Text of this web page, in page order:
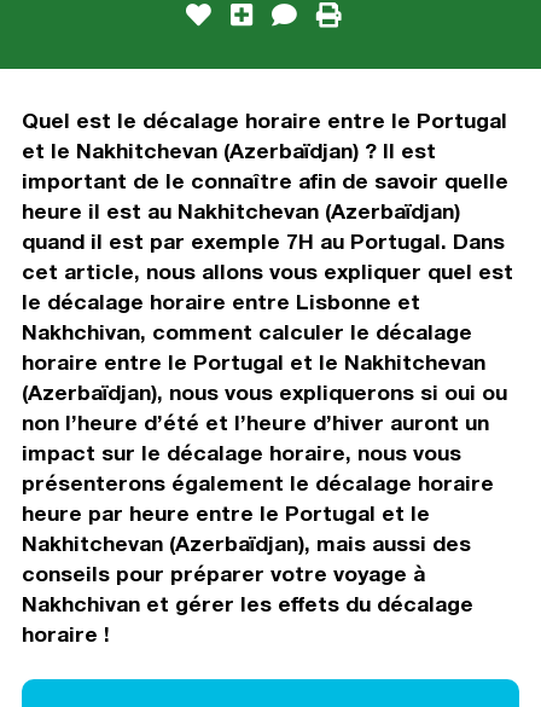
Quel est le décalage horaire entre le Portugal
et le Nakhitchevan (Azerbaïdjan) ? Il est
important de le connaître afin de savoir quelle
heure il est au Nakhitchevan (Azerbaïdjan)
quand il est par exemple 7H au Portugal. Dans
cet article, nous allons vous expliquer quel est
le décalage horaire entre Lisbonne et
Nakhchivan, comment calculer le décalage
horaire entre le Portugal et le Nakhitchevan
(Azerbaïdjan), nous vous expliquerons si oui ou
non l’heure d’été et l’heure d’hiver auront un
impact sur le décalage horaire, nous vous
présenterons également le décalage horaire
heure par heure entre le Portugal et le
Nakhitchevan (Azerbaïdjan), mais aussi des
conseils pour préparer votre voyage à
Nakhchivan et gérer les effets du décalage
horaire !